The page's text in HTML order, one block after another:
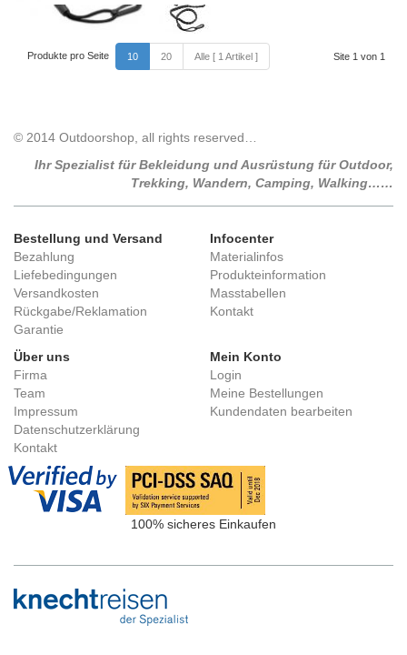
Produkte pro Seite 10 20 Alle [ 1 Artikel ] Site 1 von 1
© 2014 Outdoorshop, all rights reserved…
Ihr Spezialist für Bekleidung und Ausrüstung für Outdoor,
Trekking, Wandern, Camping, Walking……
Bestellung und Versand
Bezahlung
Liefebedingungen
Versandkosten
Rückgabe/Reklamation
Garantie
Infocenter
Materialinfos
Produkteinformation
Masstabellen
Kontakt
Über uns
Firma
Team
Impressum
Datenschutzerklärung
Kontakt
Mein Konto
Login
Meine Bestellungen
Kundendaten bearbeiten
100% sicheres Einkaufen